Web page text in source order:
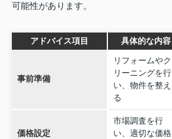
可能性があります。
アドバイス項目 具体的な内容
事前準備
リフォームやク
リーニングを行
い、物件を整え
る
価格設定
市場調査を行
い、適切な価格